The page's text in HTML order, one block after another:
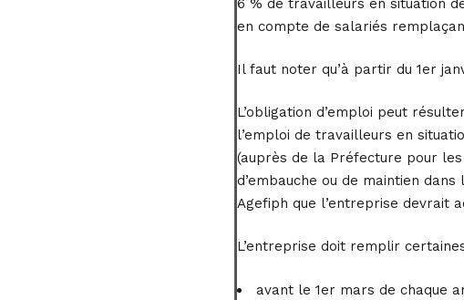
6 % de travailleurs en situation
en compte de salariés
Il faut noter qu’à partir du 1er
L’obligation d’emploi peut
l’emploi de travailleurs en
(auprès de la Préfecture pour
d’embauche ou de maintien
Agefiph que l’entreprise devrait
L’entreprise doit remplir
avant le 1er mars de chaque